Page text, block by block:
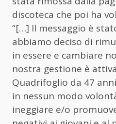
discoteca che poi ha
“[…] Il messaggio è
abbiamo deciso di
in essere e cambiare
nostra gestione è
Quadrifoglio da 47
in nessun modo
ineggiare e/o